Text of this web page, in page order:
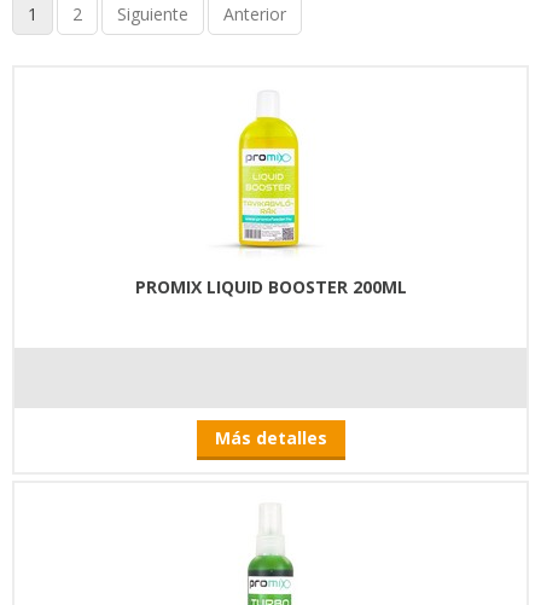
1 2 Siguiente Anterior
PROMIX LIQUID BOOSTER 200ML
Más detalles